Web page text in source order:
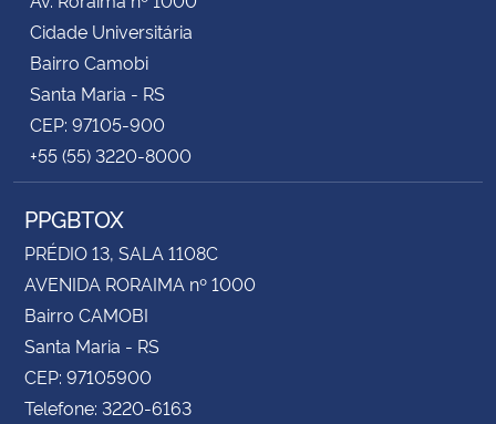
Cidade Universitária
Bairro Camobi
Santa Maria - RS
CEP: 97105-900
+55 (55) 3220-8000
PPGBTOX
PRÉDIO 13, SALA 1108C
AVENIDA RORAIMA nº 1000
Bairro CAMOBI
Santa Maria - RS
CEP: 97105900
Telefone: 3220-6163